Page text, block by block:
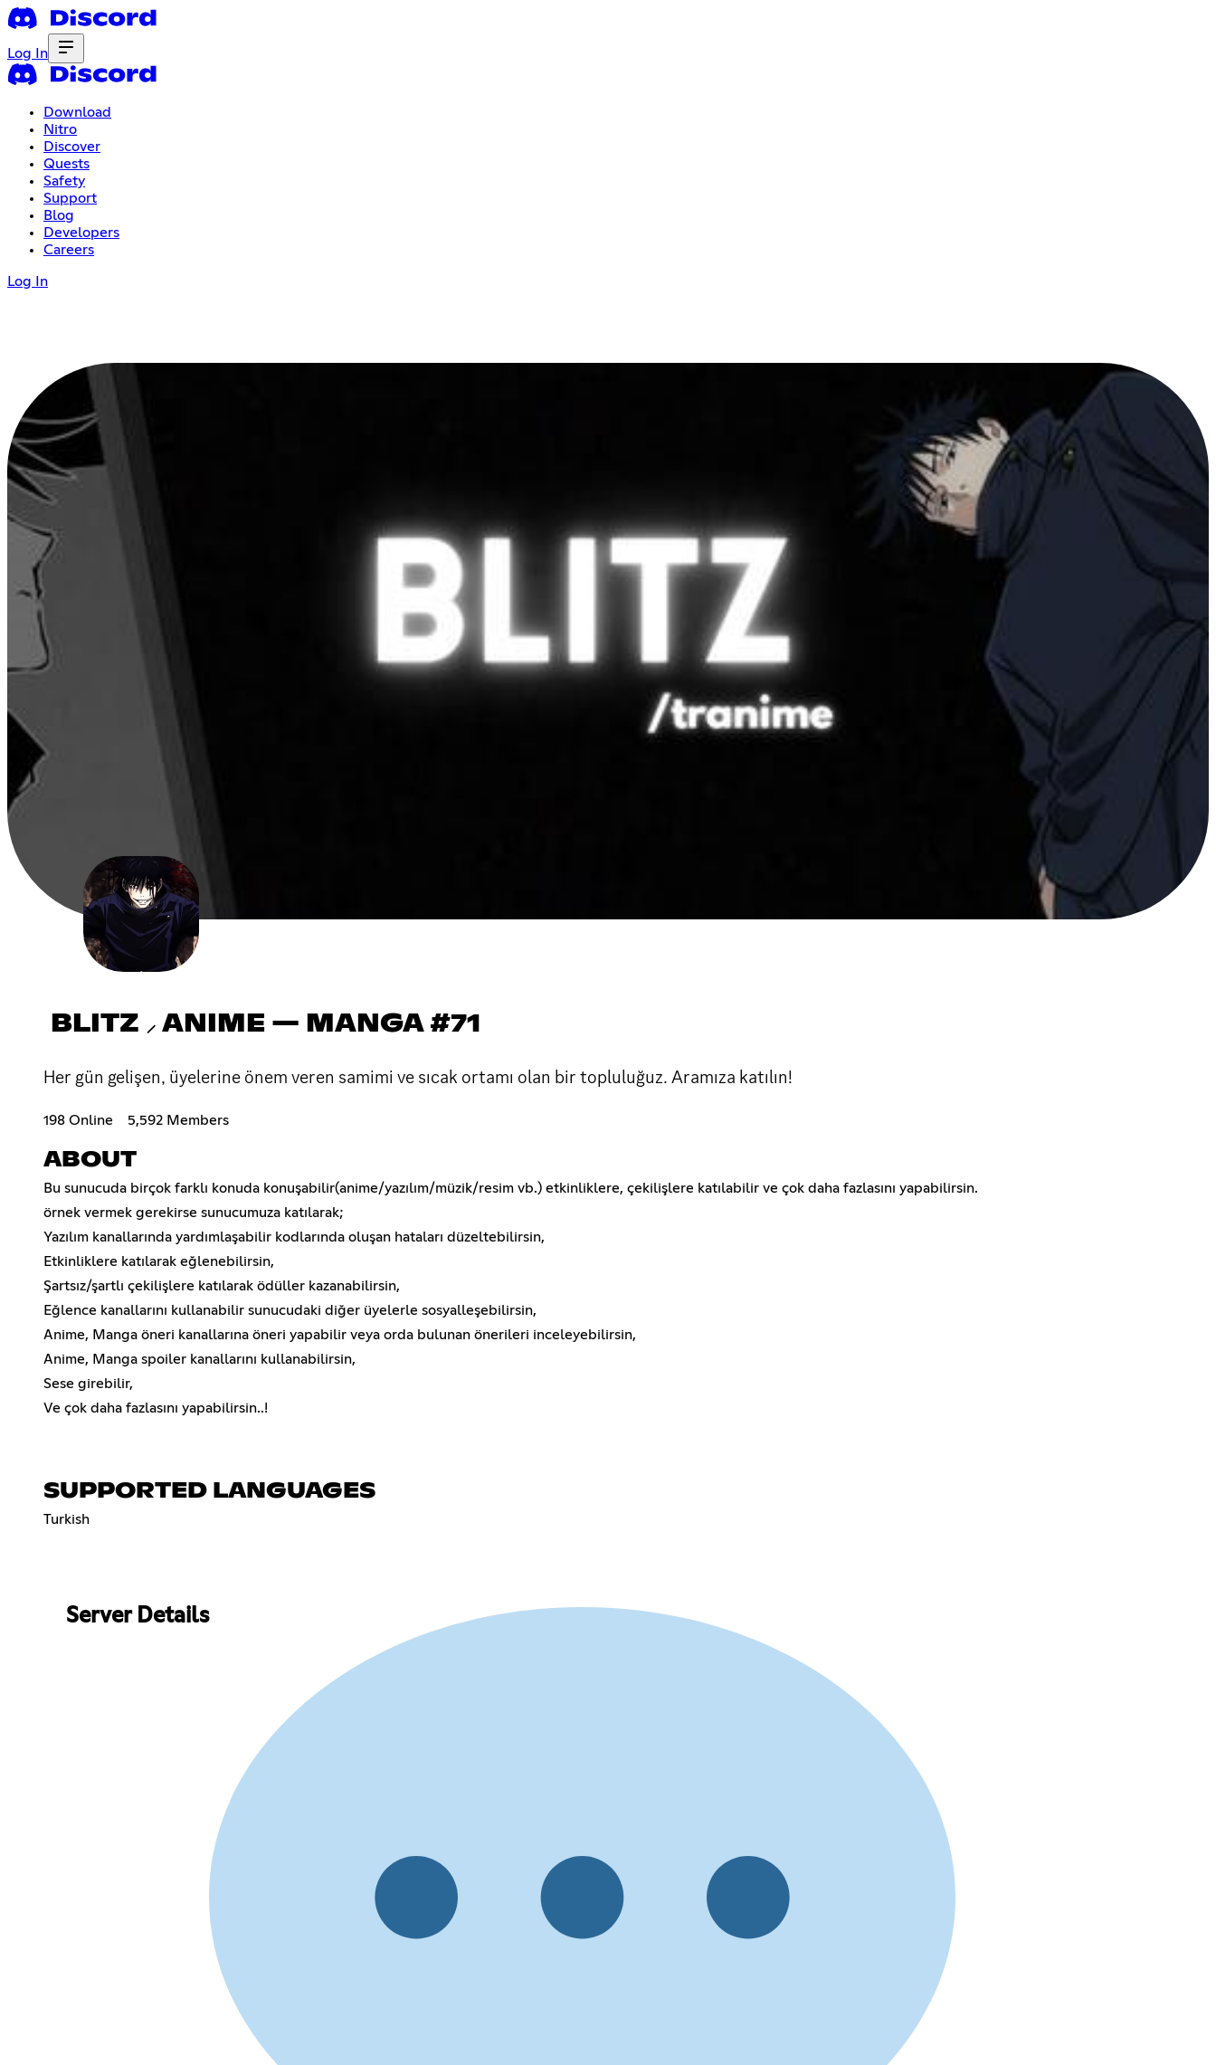
Log In
Download
Nitro
Discover
Quests
Safety
Support
Blog
Developers
Careers
Log In
BLITZ ⸝ ANIME — MANGA #71
Her gün gelişen, üyelerine önem veren samimi ve sıcak ortamı olan bir topluluğuz. Aramıza katılın!
198 Online 5,592 Members
ABOUT
Bu sunucuda birçok farklı konuda konuşabilir(anime/yazılım/müzik/resim vb.) etkinliklere, çekilişlere katılabilir ve çok daha fazlasını yapabilirsin.
örnek vermek gerekirse sunucumuza katılarak;
Yazılım kanallarında yardımlaşabilir kodlarında oluşan hataları düzeltebilirsin,
Etkinliklere katılarak eğlenebilirsin,
Şartsız/şartlı çekilişlere katılarak ödüller kazanabilirsin,
Eğlence kanallarını kullanabilir sunucudaki diğer üyelerle sosyalleşebilirsin,
Anime, Manga öneri kanallarına öneri yapabilir veya orda bulunan önerileri inceleyebilirsin,
Anime, Manga spoiler kanallarını kullanabilirsin,
Sese girebilir,
Ve çok daha fazlasını yapabilirsin..!
SUPPORTED LANGUAGES
Turkish
Server Details